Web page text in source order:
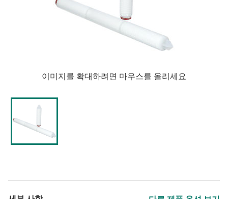
이미지를 확대하려면 마우스를 올리세요